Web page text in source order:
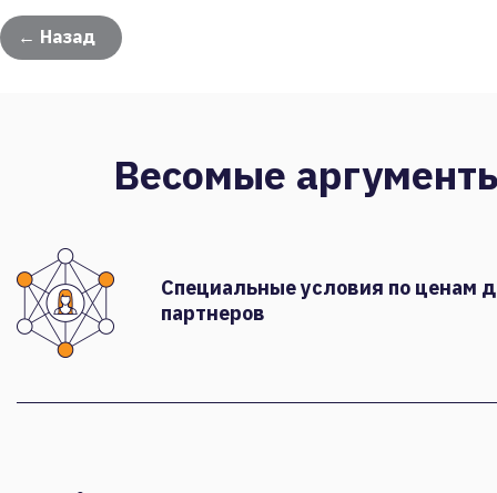
← Назад
Весомые
Специальные условия по ценам
партнеров